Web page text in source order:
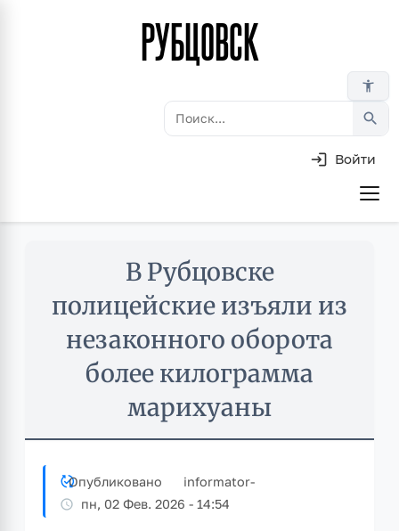
content
РУБЦОВСК
accessibility_new
search
Войти
В Рубцовске
полицейские изъяли из
незаконного оборота
более килограмма
марихуаны
Опубликовано informator-
пн, 02 Фев. 2026 - 14:54